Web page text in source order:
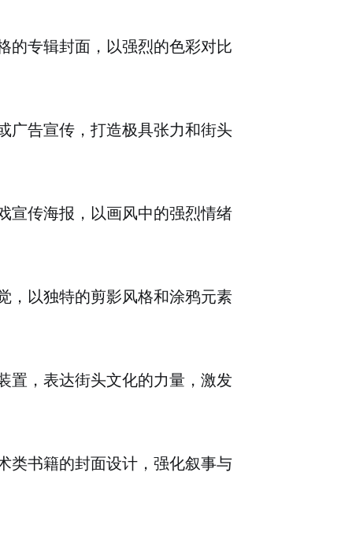
的专辑封面，以强烈的色彩对比
广告宣传，打造极具张力和街头
宣传海报，以画风中的强烈情绪
，以独特的剪影风格和涂鸦元素
置，表达街头文化的力量，激发
类书籍的封面设计，强化叙事与